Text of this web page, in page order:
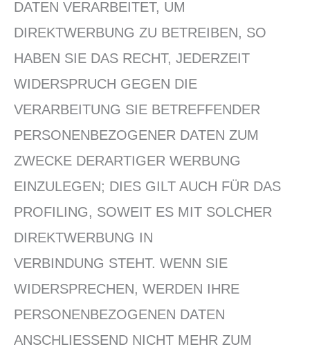
DATEN VERARBEITET, UM
DIREKTWERBUNG ZU BETREIBEN, SO
HABEN SIE DAS RECHT, JEDERZEIT
WIDERSPRUCH GEGEN DIE
VERARBEITUNG SIE BETREFFENDER
PERSONENBEZOGENER DATEN ZUM
ZWECKE DERARTIGER WERBUNG
EINZULEGEN; DIES GILT AUCH FÜR DAS
PROFILING, SOWEIT ES MIT SOLCHER
DIREKTWERBUNG IN
VERBINDUNG STEHT. WENN SIE
WIDERSPRECHEN, WERDEN IHRE
PERSONENBEZOGENEN DATEN
ANSCHLIESSEND NICHT MEHR ZUM